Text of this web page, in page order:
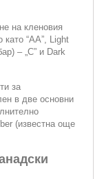
на кленовия
“АА”, Light
– „C” и Dark
за
в две основни
(известна още